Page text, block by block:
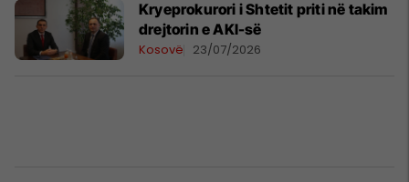
Kryeprokurori i Shtetit priti në takim
drejtorin e AKI-së
Kosovë 23/07/2026